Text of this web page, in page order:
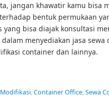
jangan khawatir kamu bisa
bentuk permukaan
bisa diajak konsultasi
menyediakan jasa sewa
container dan lainnya.
,Container Office,Sewa